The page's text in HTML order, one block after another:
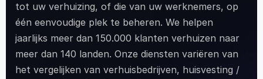
tot uw verhuizing, of die van uw werknemers, op
één eenvoudige plek te beheren. We helpen
jaarlijks meer dan 150.000 klanten verhuizen naar
meer dan 140 landen. Onze diensten variëren van
het vergelijken van verhuisbedrijven, huisvesting /